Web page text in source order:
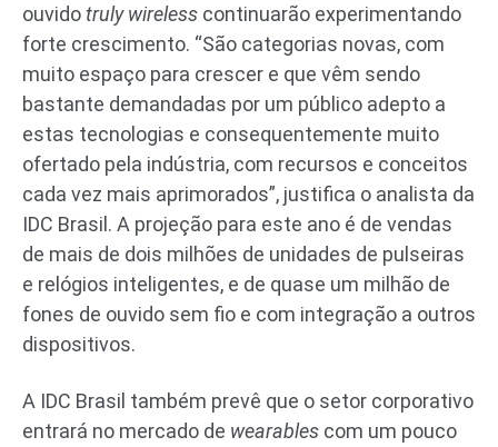
ouvidotruly wireless continuarão experimentando
forte crescimento. “São categorias novas, com
muito espaço para crescer e que vêm sendo
bastante demandadas por um público adepto a
estas tecnologias e consequentemente muito
ofertado pela indústria, com recursos e conceitos
cada vez mais aprimorados”, justifica o analista da
IDC Brasil. A projeção para este ano é de vendas
de mais de dois milhões de unidades de pulseiras
e relógios inteligentes, e de quase um milhão de
fones de ouvido sem fio e com integração a outros
dispositivos.
A IDC Brasil também prevê que o setor corporativo
entrará no mercado de wearables com um pouco